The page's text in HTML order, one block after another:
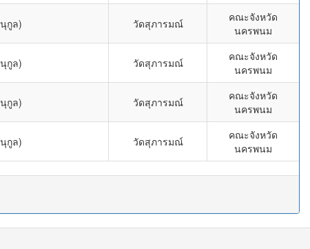
กูล) วัดสุภารมณ์
คณะจังหวัด
นครพนม
กูล) วัดสุภารมณ์
คณะจังหวัด
นครพนม
กูล) วัดสุภารมณ์
คณะจังหวัด
นครพนม
กูล) วัดสุภารมณ์
คณะจังหวัด
นครพนม